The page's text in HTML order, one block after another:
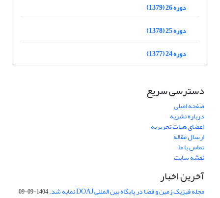
دوره 26 (1379)
دوره 25 (1378)
دوره 24 (1377)
دسترسی سریع
صفحه اصلی
درباره نشریه
اعضای هیات تحریریه
ارسال مقاله
تماس با ما
نقشه سایت
آخرین اخبار
مجله فیزیک زمین و فضا در پایگاه بین المللی DOAJ نمایه شد. 1404-09-09